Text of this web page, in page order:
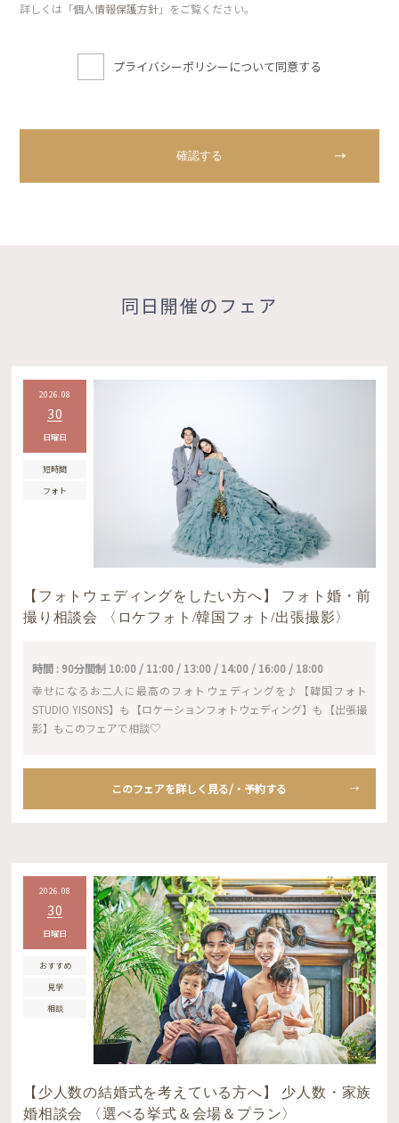
詳しくは「個人情報保護方針」をご覧ください。
プライバシーポリシーについて同意する
同日開催のフェア
2026.08
30
日曜日
短時間
フォト
【フォトウェディングをしたい方へ】 フォト婚・前
撮り相談会 〈ロケフォト/韓国フォト/出張撮影〉
時間 : 90分間制 10:00 / 11:00 / 13:00 / 14:00 / 16:00 / 18:00
幸せになるお二人に最高のフォトウェディングを♪【韓国フォト
STUDIO YISONS】も【ロケーションフォトウェディング】も【出張撮
影】もこのフェアで相談♡
このフェアを詳しく見る/・予約する
2026.08
30
日曜日
おすすめ
見学
相談
【少人数の結婚式を考えている方へ】 少人数・家族
婚相談会 〈選べる挙式＆会場＆プラン〉